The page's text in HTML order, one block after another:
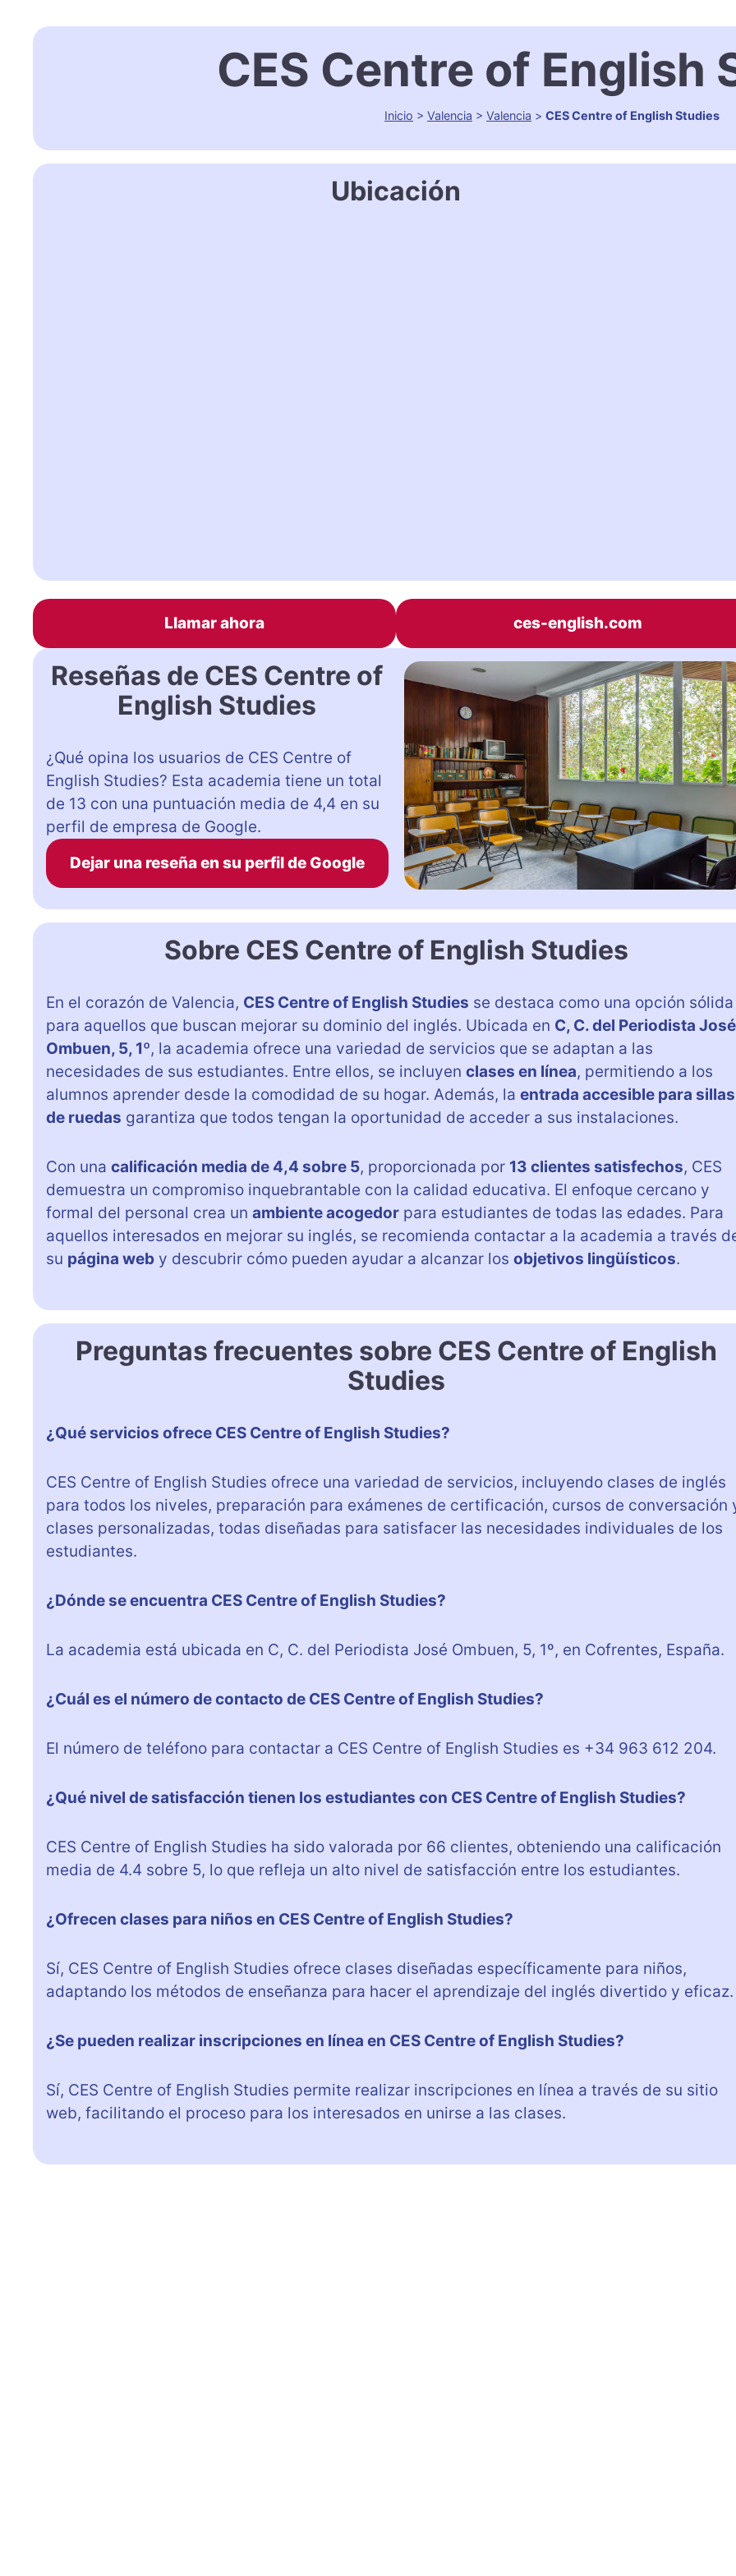
CES Centre of English
Inicio > Valencia > Valencia > CES Centre of English Studies
Ubicación
Llamar ahora ces-english.com
Reseñas de CES Centre of
English Studies
¿Qué opina los usuarios de CES Centre of
English Studies? Esta academia tiene un total
de 13 con una puntuación media de 4,4 en su
perfil de empresa de Google.
Dejar una reseña en su perfil de Google
Sobre CES Centre of English Studies
En el corazón de Valencia, CES Centre of English Studies se destaca como una opción sólida
para aquellos que buscan mejorar su dominio del inglés. Ubicada en C, C. del Periodista José
Ombuen, 5, 1º, la academia ofrece una variedad de servicios que se adaptan a las
necesidades de sus estudiantes. Entre ellos, se incluyen clases en línea, permitiendo a los
alumnos aprender desde la comodidad de su hogar. Además, la entrada accesible para sillas
de ruedas garantiza que todos tengan la oportunidad de acceder a sus instalaciones.
Con una calificación media de 4,4 sobre 5, proporcionada por 13 clientes satisfechos, CES
demuestra un compromiso inquebrantable con la calidad educativa. El enfoque cercano y
formal del personal crea un ambiente acogedor para estudiantes de todas las edades. Para
aquellos interesados en mejorar su inglés, se recomienda contactar a la academia a través
su página web y descubrir cómo pueden ayudar a alcanzar los objetivos lingüísticos.
Preguntas frecuentes sobre CES Centre of English
Studies
¿Qué servicios ofrece CES Centre of English Studies?
CES Centre of English Studies ofrece una variedad de servicios, incluyendo clases de inglés
para todos los niveles, preparación para exámenes de certificación, cursos de conversación
clases personalizadas, todas diseñadas para satisfacer las necesidades individuales de los
estudiantes.
¿Dónde se encuentra CES Centre of English Studies?
La academia está ubicada en C, C. del Periodista José Ombuen, 5, 1º, en Cofrentes, España.
¿Cuál es el número de contacto de CES Centre of English Studies?
El número de teléfono para contactar a CES Centre of English Studies es +34 963 612 204.
¿Qué nivel de satisfacción tienen los estudiantes con CES Centre of English Studies?
CES Centre of English Studies ha sido valorada por 66 clientes, obteniendo una calificación
media de 4.4 sobre 5, lo que refleja un alto nivel de satisfacción entre los estudiantes.
¿Ofrecen clases para niños en CES Centre of English Studies?
Sí, CES Centre of English Studies ofrece clases diseñadas específicamente para niños,
adaptando los métodos de enseñanza para hacer el aprendizaje del inglés divertido y eficaz.
¿Se pueden realizar inscripciones en línea en CES Centre of English Studies?
Sí, CES Centre of English Studies permite realizar inscripciones en línea a través de su sitio
web, facilitando el proceso para los interesados en unirse a las clases.